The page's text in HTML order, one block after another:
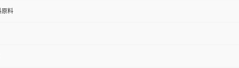
原料